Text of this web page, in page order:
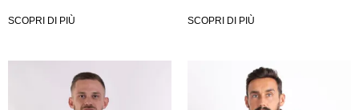
SCOPRI DI PIÙ SCOPRI DI PIÙ